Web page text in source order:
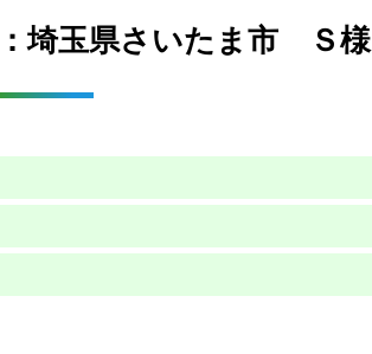
埼玉県さいたま市 Ｓ様